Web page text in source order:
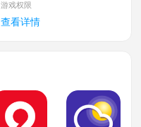
游戏权限
查看详情